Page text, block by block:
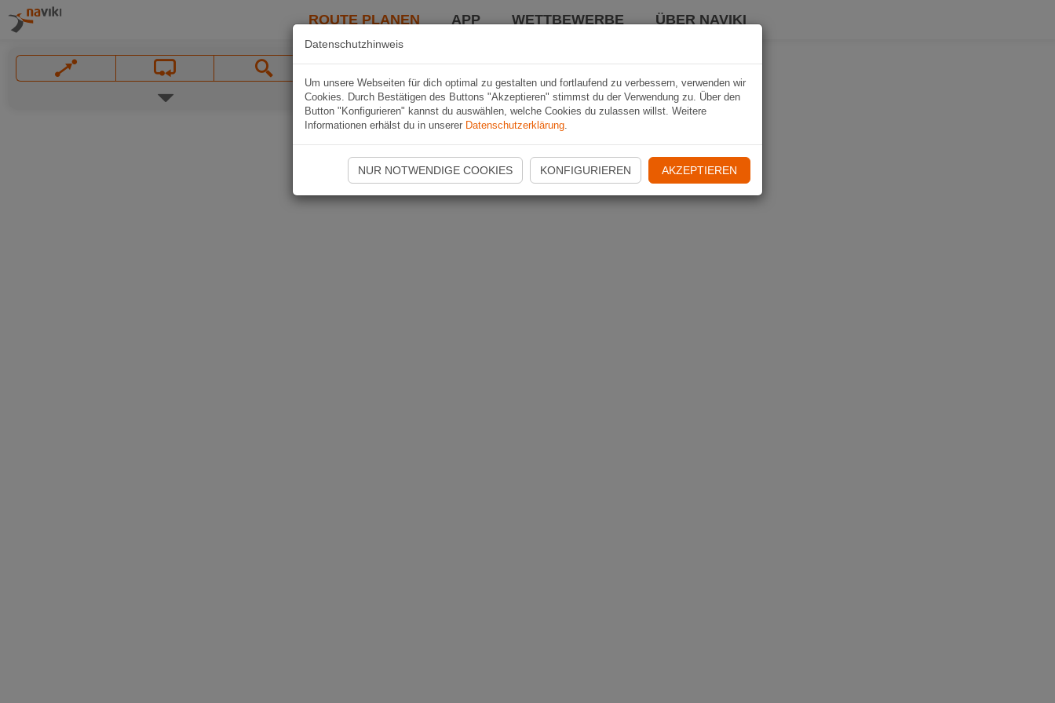
ROUTE PLANEN APP WETTBEWERBE ÜBER NAVIKI
Datenschutzhinweis
Um unsere Webseiten für dich optimal zu gestalten und fortlaufend zu verbessern, verwenden wir
Cookies. Durch Bestätigen des Buttons "Akzeptieren" stimmst du der Verwendung zu. Über den
Button "Konfigurieren" kannst du auswählen, welche Cookies du zulassen willst. Weitere
Informationen erhälst du in unserer Datenschutzerklärung.
NUR NOTWENDIGE COOKIES KONFIGURIEREN AKZEPTIEREN